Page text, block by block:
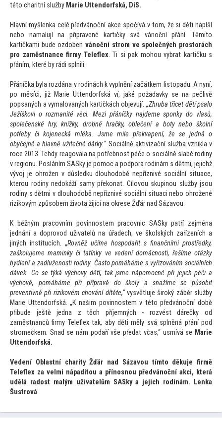
této charitní služby Marie Uttendorfská, DiS.
Hlavní myšlenka celé předvánoční akce spočívá v tom, že si děti napíší
nebo namalují na připravené kartičky svá vánoční přání. Těmito
kartičkami bude ozdobenvánoční strom ve společných prostorách
pro zaměstnance firmy Teleflex. Ti si pak mohou vybrat kartičku s
přáním, které by rádi splnili.
Přáníčka byla rozdána v rodinách k vyplnění začátkem listopadu. A nyní,
po měsíci, již Marie Uttendorfská ví, jaké požadavky se na pečlivě
popsaných a vymalovaných kartičkách objevují. „Zhruba třicet dětí psalo
Ježíškovi o rozmanité věci. Mezi přáníčky najdeme sponky do vlasů,
společenské hry, knížky, drobné hračky, oblečení a boty nebo školní
potřeby či kojenecká mléka. Jsme mile překvapení, že se jedná o
obyčejné a hlavně užitečné dárky.“Sociálně aktivizační služba vznikla v
roce 2013. Tehdy reagovala na potřebnost péče o sociálně slabé rodiny
v regionu. Posláním SASky je pomoc a podpora rodinám s dětmi, jejichž
vývoj je ohrožen v důsledku dlouhodobě nepříznivé sociální situace,
kterou rodiny nedokáží samy překonat. Cílovou skupinou služby jsou
rodiny s dětmi v dlouhodobě nepříznivé sociální situaci nebo ohrožené
rizikovým způsobem života žijící na okrese Žďár nad Sázavou.
K běžným pracovním povinnostem pracovnic SASky patří zejména
jednání a doprovod uživatelů na úřadech, ve školských zařízeních a
jiných institucích. „Rovněž učíme hospodařit s finančními prostředky,
zaškolujeme maminky či tatínky ve vedení domácnosti, řešíme otázky
bydlení a zadluženosti rodiny. Často pomáháme s vyřizováním sociálních
dávek. Co se týká výchovy dětí, tak jsme nápomocné při jejich péči a
výchově, pomáháme při přípravě do školy a snažíme se působit
preventivně při rizikovém chování dítěte,“vysvětluje široký záběr služby
Marie Uttendorfská. „K našim povinnostem v této předvánoční době
přibude ještě jedna z těch příjemných - rozvést dárečky od
zaměstnanců firmy Teleflex tak, aby děti měly svá splněná přání pod
stromečkem. Snad se nám podaří vše předat včas,“ usmívá se Marie
Uttendorfská.
Vedení Oblastní charity Žďár nad Sázavou tímto děkuje firmě
Teleflex za velmi nápaditou a přínosnou předvánoční akci, která
udělá radost malým uživatelům SASky a jejich rodinám.
Lenka
Šustrová